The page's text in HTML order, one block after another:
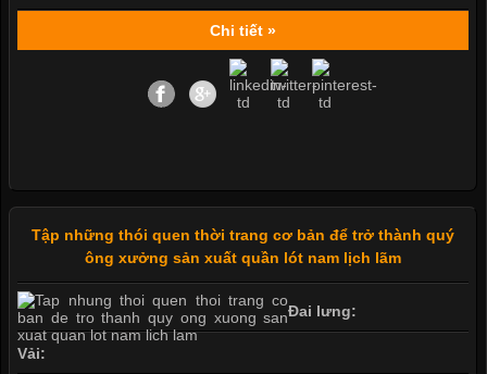
Chi tiết »
Tập những thói quen thời trang cơ bản để trở thành quý
ông xưởng sản xuất quần lót nam lịch lãm
Đai lưng:
Vải: